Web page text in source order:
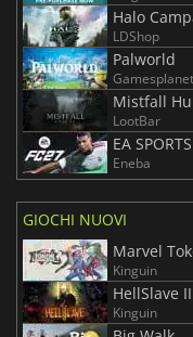
Halo
LDShop
Palworld
Mistfall
LootBar
EA
Eneba
GIOCHI NUOVI
Marvel
Kinguin
HellSlave
Kinguin